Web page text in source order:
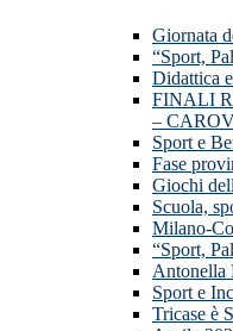
Giornata
“Sport,
Didattica
FINALI
–
Sport e
Fase
Giochi
Scuola,
Milano-
“Sport,
Antonella
Sport e
Tricase è